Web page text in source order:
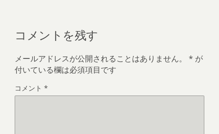
コメントを残す
メールアドレスが公開されることはありません。 * が
付いている欄は必須項目です
コメント *